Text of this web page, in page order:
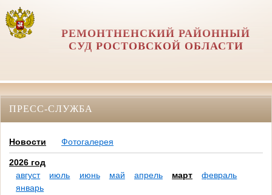
РЕМОНТНЕНСКИЙ РАЙОННЫЙ
СУД РОСТОВСКОЙ ОБЛАСТИ
ПРЕСС-СЛУЖБА
Новости Фотогалерея
2026 год
август
июль июнь май апрель март
февраль
январь